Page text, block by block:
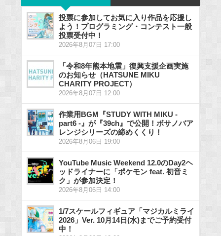
投票に参加してお気に入り作品を応援し
よう！プログラミング・コンテスト一般
投票受付中！
2026年8月07日 17:00
「令和8年熊本地震」復興支援企画実施
のお知らせ（HATSUNE MIKU
CHARITY PROJECT）
2026年8月07日 12:00
作業用BGM『STUDY WITH MIKU -
part6 -』が『39ch』で公開！ボサノバア
レンジシリーズの締めくくり！
2026年8月06日 19:00
YouTube Music Weekend 12.0のDay2ヘ
ッドライナーに「ポケモン feat. 初音ミ
ク」が参加決定！
2026年8月06日 14:00
1/7スケールフィギュア「マジカルミライ
2026」Ver. 10月14日(水)までご予約受付
中！